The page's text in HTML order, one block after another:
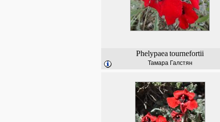
Phelypaea tournefortii
Тамара Галстян